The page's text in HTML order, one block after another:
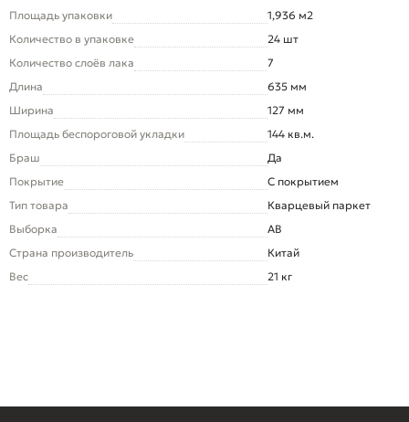
Площадь упаковки
1,936 м2
Количество в упаковке
24 шт
Количество слоёв лака
7
Длина
635 мм
Ширина
127 мм
Площадь беспороговой укладки
144 кв.м.
Браш
Да
Покрытие
С покрытием
Тип товара
Кварцевый паркет
Выборка
AB
Страна производитель
Китай
Вес
21 кг